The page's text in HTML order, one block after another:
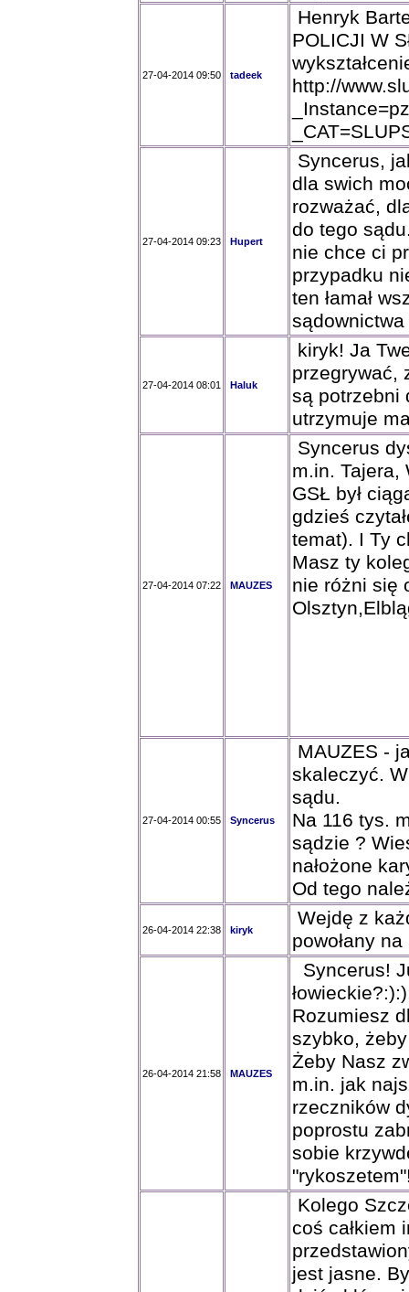
27-04-2014 09:50 tadeek
Henryk
POLICJI W
http://
27-04-2014 09:23 Hupert
Syncerus,
dla swich
rozważać,
do tego
nie chce ci
przypadku
ten łamał
sądownictwa
27-04-2014 08:01 Haluk
kiryk! Ja
przegrywać,
są potrzebni
utrzymuje
27-04-2014 07:22 MAUZES
Syncerus
m.in. Tajera,
GSŁ był
gdzieś
temat). I Ty
Masz ty
nie różni się
27-04-2014 00:55 Syncerus
MAUZES -
skaleczyć.
sądu.
Na 116 tys.
sądzie ?
nałożone
Od tego
26-04-2014 22:38 kiryk
Wejdę z
powołany
26-04-2014 21:58 MAUZES
Syncerus!
Rozumiesz
szybko,
Żeby Nasz
m.in. jak
rzeczników
poprostu
sobie
Kolego
coś całkiem
jest jasne.